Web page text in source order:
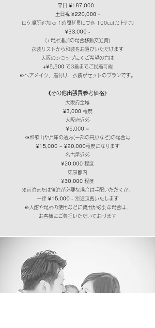
平日 ¥187,000 -
土日祝 ¥220,000 -
ロケ場所追加 or 1時間延長につき 100cut以上追加
¥33 ,000 -
(+場所追加の場合移動 交通費)​
衣装リストから和装をお選びいただけます
大阪のショップにてご希望の方は
+¥5,500で3着までご試着可能
​※ヘアメイク、着付け、衣装がセットのプランです。
《その他出張費参考価格》
大阪府全域
¥3,000 程度
大阪府近郊
¥5,000 ~
※和歌山や兵庫の遠方(一部の高原など)の場合は
¥15,000 ~ ¥20,000程度になります
名古屋近郊
¥20,000 程度
東京都内
¥30,000 程度
※​前泊または後泊が必要な場合は手配いただくか、
一律 ¥15,000 - 別途頂戴いたします
※入館や場所の使用などに費用が必要な場合は、
​お客様にご負担いただいております